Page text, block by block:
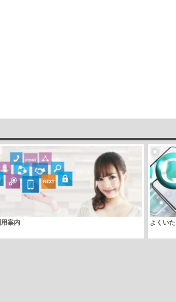
個
用案内 よくい